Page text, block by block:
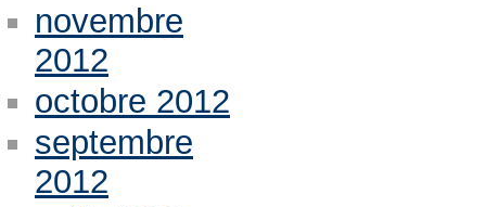
novembre
2012
octobre 2012
septembre
2012